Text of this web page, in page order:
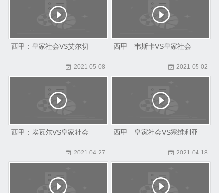
西甲：皇家社会VS艾尔切
2021-05-08
西甲：韦斯卡VS皇家社会
2021-05-02
西甲：埃瓦尔VS皇家社会
2021-04-27
西甲：皇家社会VS塞维利亚
2021-04-18